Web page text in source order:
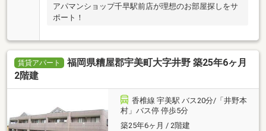
アパマンショップ千早駅前店が理想のお部屋探しをサ
ポート！
賃貸アパート
福岡県糟屋郡宇美町大字井野 築25年6ヶ月
2階建
香椎線 宇美駅 バス20分/「井野本
村」バス停 停歩5分
築25年6ヶ月 / 2階建